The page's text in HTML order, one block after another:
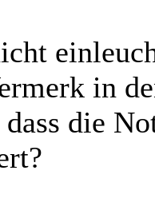
in
dass die